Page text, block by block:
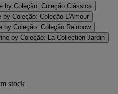
by Coleção: Coleção Clássica
by Coleção: Coleção L'Amour
by Coleção: Coleção Rainbow
by Coleção: La Collection Jardin
stock